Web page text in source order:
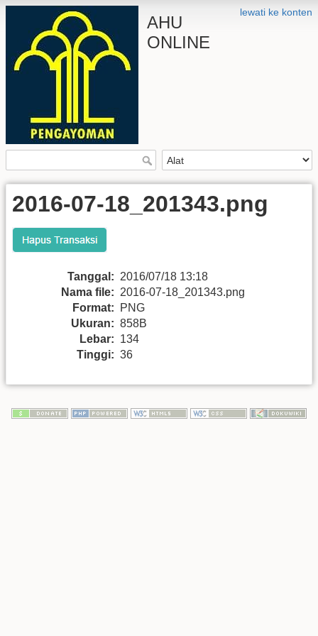
lewati ke konten
AHU
ONLINE
2016-07-18_201343.png
Tanggal: 2016/07/18 13:18
Nama file: 2016-07-18_201343.png
Format:
PNG
Ukuran: 858B
Lebar: 134
Tinggi: 36